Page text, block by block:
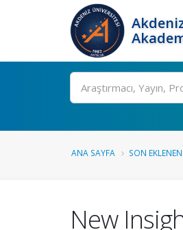
Ara
ANA SAYFA SON
New